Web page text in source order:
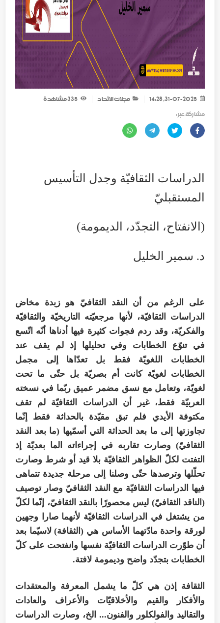
مجلات الاتحاد 335
مشاهدة
مشاركة عبر :
الدراسات الثقافيّة وجدل التأسيس
المستقبليّ
(الانفتاح، التجدّد، الديمومة)
د. سمير الخليل
على الرغم من أن النقد الثقافيّ هو زبدة مخاض
الدراسات الثقافيّة، لأنها مرجعيّته التاريخيّة والثقافيّة
والفكريّة، وقد ردم فجوات كثيرة فيها أدناها أنّه اتّسع
في تنوّع الخطابات وفي تحليلها إذ لم يقف عند
الخطابات اللغويّة فقط بل تعدّاها إلى مجمل
الخطابات لغويّة كانت أم بصريّة بل حتّى ما تحت
لغويّة، وتعامل مع نسق مضمر عميق ربّما في نسخته
العربيّة فقط، غير أن الدراسات الثقافيّة لم تقف
مكتوفة الأيدي فلم تبق مقيّدة بالحداثة فقط إنّما
تجاوزتها إلى ما بعد الحداثة التي أسمّيها (ما بعد النقد
الثقافيّ) وصارت تقاربه في إجراءاته الما بعديّة إذ
التفتت لكلّ الظواهر الثقافيّة بلا قيد أو شرط وصارت
تحلّلها وترصدها حتّى وصلنا إلى مرحلة جديدة تتماهى
فيها الدراسات الثقافيّة مع النقد الثقافيّ وصار توصيف
(الناقد الثقافيّ) ليس محصورًا بالنقد الثقافيّ، إنّما لكلّ
من يشتغل في الدراسات الثقافيّة لأنهما صارا وجهين
لورقة واحدة مادّتهما الأساس هي (الثقافة) لاسيّما بعد
أن طوّرت الدراسات الثقافيّة نفسها وانفتحت على كلّ
الخطابات بتجدّد واضح وديمومة لافتة.
الثقافة إذن هي كلّ ما يشمل المعرفة والمعتقدات
والأفكار والقيم والأخلاقيّات والأعراف والعادات
والتقاليد والفولكلور والفنون... الخ، وصارت الدراسات